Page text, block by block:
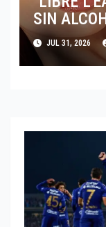
SIN
JUL 31, 2026